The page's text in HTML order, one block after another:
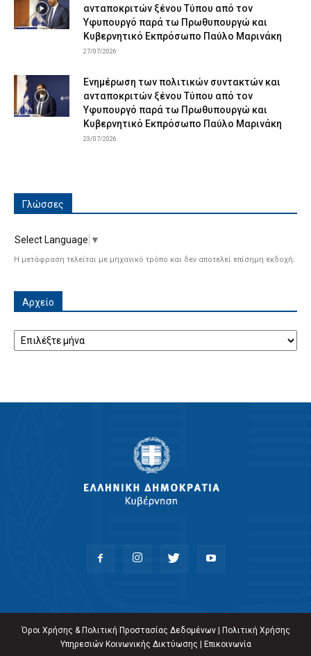
ανταποκριτών ξένου Τύπου από τον
Υφυπουργό παρά τω Πρωθυπουργώ και
Κυβερνητικό Εκπρόσωπο Παύλο Μαρινάκη
27/07/2026
Ενημέρωση των πολιτικών συντακτών και
ανταποκριτών ξένου Τύπου από τον
Υφυπουργό παρά τω Πρωθυπουργώ και
Κυβερνητικό Εκπρόσωπο Παύλο Μαρινάκη
23/07/2026
Γλώσσες
Select Language ▼
Η μετάφραση τελείται με μηχανικό τρόπο και δεν αποτελεί επίσημη εκδοχή.
Αρχείο
Αρχείο
Όροι Χρήσης & Πολιτική Προστασίας Δεδομένων| Πολιτική Χρήσης
Υπηρεσιών Κοινωνικής Δικτύωσης | Επικοινωνία